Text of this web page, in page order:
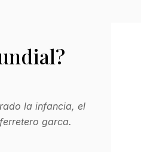
la infancia, el
garca.